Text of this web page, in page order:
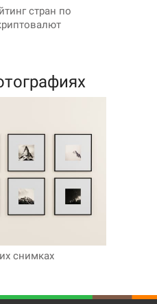
стран по
снимках